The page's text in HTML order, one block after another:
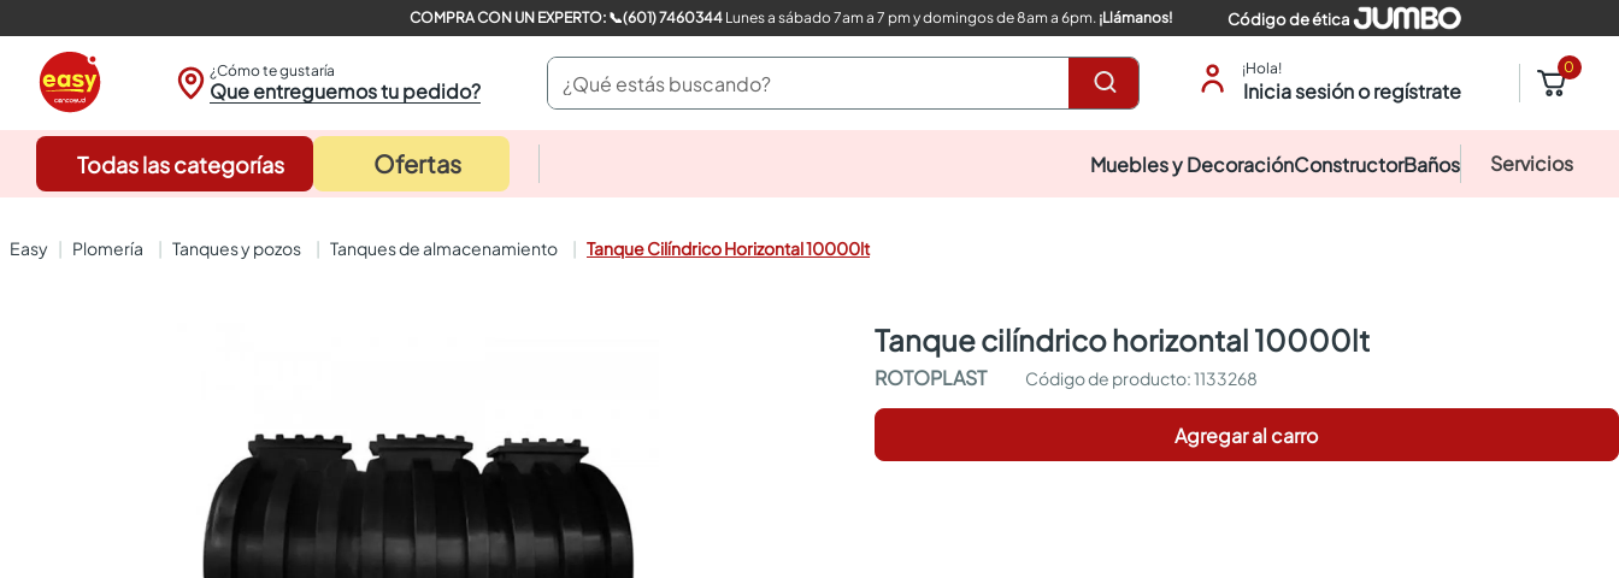
COMPRA CON UN EXPERTO: 📞(601) 7460344Lunes a sábado 7am a 7 pm y domingos de 8am a 6pm. ¡Llámanos! Código de ética
¿Cómo te gustaría
Que entreguemos tu pedido?
¿Qué estás buscando? ¡Hola!
Inicia sesión o regístrate
0
Todas las categorías Ofertas Muebles y DecoraciónConstructorBaños Servicios
plomería tanques y pozos tanques de almacenamiento Tanque Cilíndrico Horizontal 10000lt
tanque cilíndrico horizontal 10000lt
ROTOPLAST :1133268
Agregar al carro
closet
sanitarios